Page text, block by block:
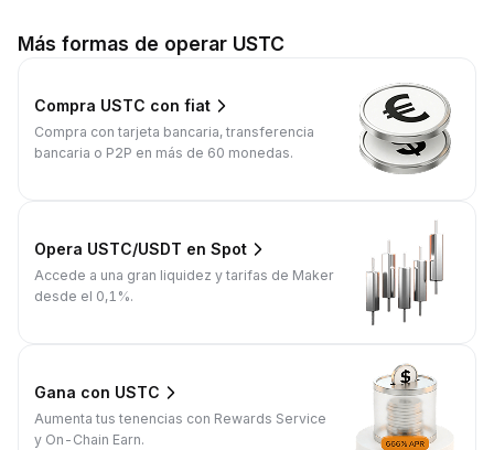
Más formas de operar USTC
Compra USTC con fiat
Compra con tarjeta bancaria, transferencia
bancaria o P2P en más de 60 monedas.
Opera USTC/USDT en Spot
Accede a una gran liquidez y tarifas de Maker
desde el 0,1%.
Gana con USTC
Aumenta tus tenencias con Rewards Service
y On-Chain Earn.